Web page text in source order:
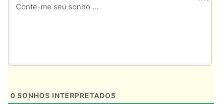
0 SONHOS INTERPRETADOS